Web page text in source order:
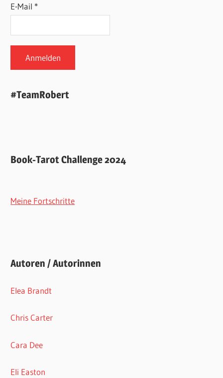
E-Mail *
#TeamRobert
Book-Tarot Challenge 2024
Meine Fortschritte
Autoren / Autorinnen
Elea Brandt
Chris Carter
Cara Dee
Eli Easton